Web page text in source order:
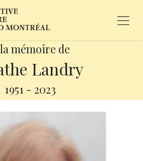
mémoire de
Landry
1951 - 2023